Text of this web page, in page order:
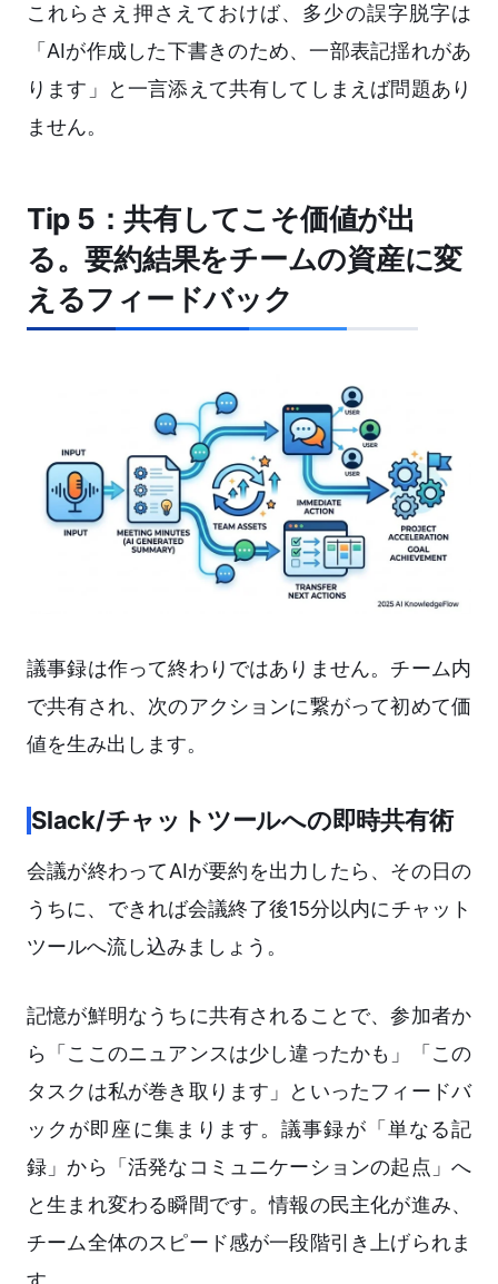
これらさえ押さえておけば、多少の誤字脱字は
「AIが作成した下書きのため、一部表記揺れがあ
ります」と一言添えて共有してしまえば問題あり
ません。
Tip 5：共有してこそ価値が出
る。要約結果をチームの資産に変
えるフィードバック
議事録は作って終わりではありません。チーム内
で共有され、次のアクションに繋がって初めて価
値を生み出します。
Slack/チャットツールへの即時共有術
会議が終わってAIが要約を出力したら、その日の
うちに、できれば会議終了後15分以内にチャット
ツールへ流し込みましょう。
記憶が鮮明なうちに共有されることで、参加者か
ら「ここのニュアンスは少し違ったかも」「この
タスクは私が巻き取ります」といったフィードバ
ックが即座に集まります。議事録が「単なる記
録」から「活発なコミュニケーションの起点」へ
と生まれ変わる瞬間です。情報の民主化が進み、
チーム全体のスピード感が一段階引き上げられま